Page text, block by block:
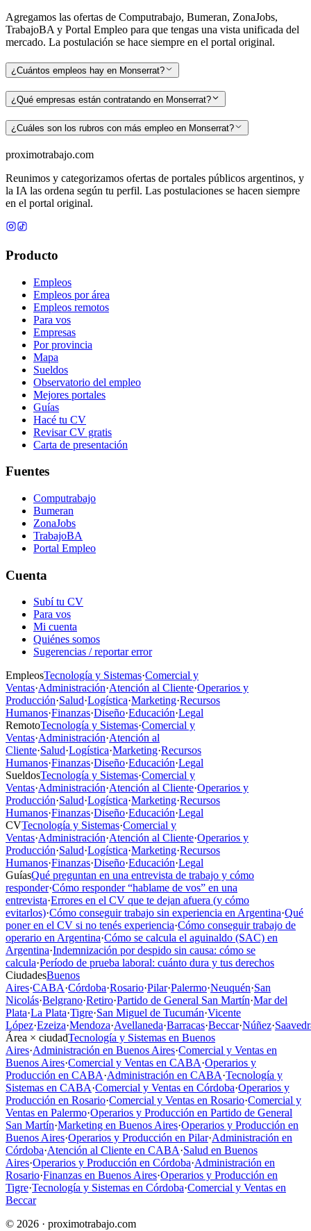
Agregamos las ofertas de Computrabajo, Bumeran, ZonaJobs,
TrabajoBA y Portal Empleo para que tengas una vista unificada del
mercado. La postulación se hace siempre en el portal original.
¿Cuántos empleos hay en Monserrat?
¿Qué empresas están contratando en Monserrat?
¿Cuáles son los rubros con más empleo en Monserrat?
proximotrabajo.com
Reunimos y categorizamos ofertas de portales públicos argentinos, y
la IA las ordena según tu perfil. Las postulaciones se hacen siempre
en el portal original.
Producto
Empleos
Empleos por área
Empleos remotos
Para vos
Empresas
Por provincia
Mapa
Sueldos
Observatorio del empleo
Mejores portales
Guías
Hacé tu CV
Revisar CV gratis
Carta de presentación
Fuentes
Computrabajo
Bumeran
ZonaJobs
TrabajoBA
Portal Empleo
Cuenta
Subí tu CV
Para vos
Mi cuenta
Quiénes somos
Sugerencias / reportar error
EmpleosTecnología y Sistemas·Comercial y
Ventas·Administración·Atención al Cliente·Operarios y
Producción·Salud·Logística·Marketing·Recursos
Humanos·Finanzas·Diseño·Educación·Legal
RemotoTecnología y Sistemas·Comercial y
Ventas·Administración·Atención al
Cliente·Salud·Logística·Marketing·Recursos
Humanos·Finanzas·Diseño·Educación·Legal
SueldosTecnología y Sistemas·Comercial y
Ventas·Administración·Atención al Cliente·Operarios y
Producción·Salud·Logística·Marketing·Recursos
Humanos·Finanzas·Diseño·Educación·Legal
CVTecnología y Sistemas·Comercial y
Ventas·Administración·Atención al Cliente·Operarios y
Producción·Salud·Logística·Marketing·Recursos
Humanos·Finanzas·Diseño·Educación·Legal
GuíasQué preguntan en una entrevista de trabajo y cómo
responder·Cómo responder “hablame de vos” en una
entrevista·Errores en el CV que te dejan afuera (y cómo
evitarlos)·Cómo conseguir trabajo sin experiencia en Argentina·Qué
poner en el CV si no tenés experiencia·Cómo conseguir trabajo de
operario en Argentina·Cómo se calcula el aguinaldo (SAC) en
Argentina·Indemnización por despido sin causa: cómo se
calcula·Período de prueba laboral: cuánto dura y tus derechos
CiudadesBuenos
Aires·CABA·Córdoba·Rosario·Pilar·Palermo·Neuquén·San
Nicolás·Belgrano·Retiro·Partido de General San Martín·Mar del
Plata·La Plata·Tigre·San Miguel de Tucumán·Vicente
López·Ezeiza·Mendoza·Avellaneda·Barracas·Beccar·Núñez·
Área × ciudadTecnología y Sistemas en Buenos
Aires·Administración en Buenos Aires·Comercial y Ventas en
Buenos Aires·Comercial y Ventas en CABA·Operarios y
Producción en CABA·Administración en CABA·Tecnología y
Sistemas en CABA·Comercial y Ventas en Córdoba·Operarios y
Producción en Rosario·Comercial y Ventas en Rosario·Comercial y
Ventas en Palermo·Operarios y Producción en Partido de General
San Martín·Marketing en Buenos Aires·Operarios y Producción en
Buenos Aires·Operarios y Producción en Pilar·Administración en
Córdoba·Atención al Cliente en CABA·Salud en Buenos
Aires·Operarios y Producción en Córdoba·Administración en
Rosario·Finanzas en Buenos Aires·Operarios y Producción en
Tigre·Tecnología y Sistemas en Córdoba·Comercial y Ventas en
Beccar
© 2026 · proximotrabajo.com